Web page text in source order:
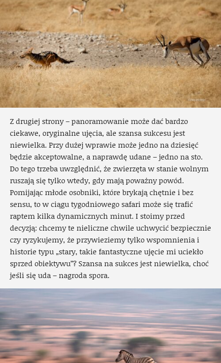
Z drugiej strony – panoramowanie może dać bardzo
ciekawe, oryginalne ujęcia, ale szansa sukcesu jest
niewielka. Przy dużej wprawie może jedno na dziesięć
będzie akceptowalne, a naprawdę udane – jedno na sto.
Do tego trzeba uwzględnić, że zwierzęta w stanie wolnym
ruszają się tylko wtedy, gdy mają poważny powód.
Pomijając młode osobniki, które brykają chętnie i bez
sensu, to w ciągu tygodniowego safari może się trafić
raptem kilka dynamicznych minut. I stoimy przed
decyzją: chcemy te nieliczne chwile uchwycić bezpiecznie
czy ryzykujemy, że przywieziemy tylko wspomnienia i
historie typu „stary, takie fantastyczne ujęcie mi uciekło
sprzed obiektywu”? Szansa na sukces jest niewielka, choć
jeśli się uda – nagroda spora.